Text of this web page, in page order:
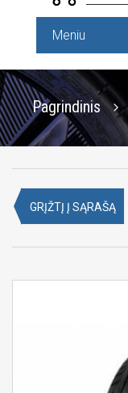
Meniu
Pagrindinis
GRĮŽTĮ Į SĄRAŠĄ